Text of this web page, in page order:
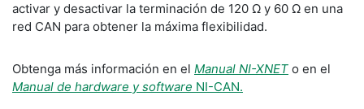
activar y desactivar la terminación de 120 Ω y 60 Ω en una
red CAN para obtener la máxima flexibilidad.
Obtenga más información en el Manual NI-XNET o en el
Manual de hardware y software NI-CAN.